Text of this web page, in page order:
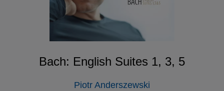
Bach: English Suites 1, 3, 5
Piotr Anderszewski